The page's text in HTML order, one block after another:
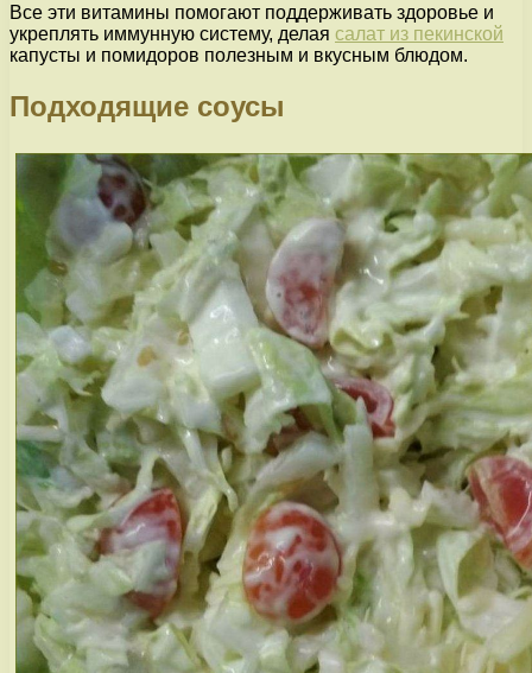
Все эти витамины помогают поддерживать здоровье и
укреплять иммунную систему, делая салат из пекинской
капусты и помидоров полезным и вкусным блюдом.
Подходящие соусы